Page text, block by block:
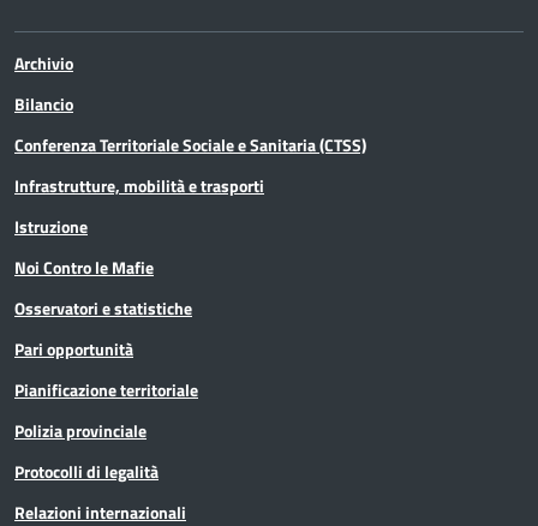
Archivio
Bilancio
Conferenza Territoriale Sociale e Sanitaria (CTSS)
Infrastrutture, mobilità e trasporti
Istruzione
Noi Contro le Mafie
Osservatori e statistiche
Pari opportunità
Pianificazione territoriale
Polizia provinciale
Protocolli di legalità
Relazioni internazionali